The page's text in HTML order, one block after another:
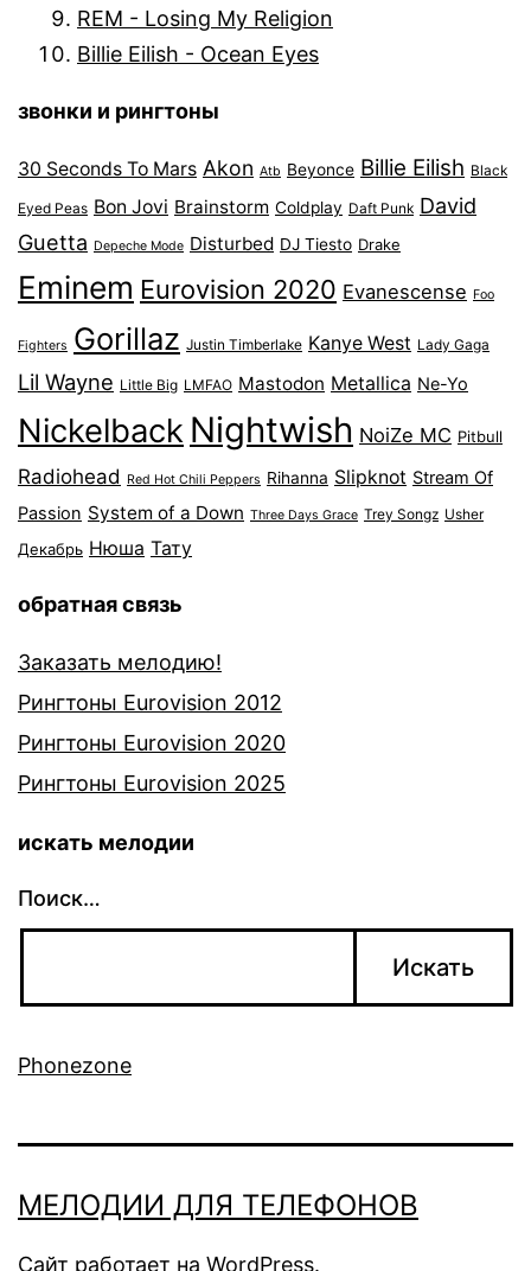
REM - Losing My Religion
Billie Eilish - Ocean Eyes
звонки и рингтоны
30 Seconds To Mars Akon Atb Beyonce Billie Eilish Black
Eyed Peas Bon Jovi Brainstorm Coldplay Daft Punk David
Guetta Depeche Mode Disturbed DJ Tiesto Drake
Eminem Eurovision 2020 Evanescense Foo
Fighters Gorillaz Justin Timberlake Kanye West Lady Gaga
Lil Wayne Little Big LMFAO Mastodon Metallica Ne-Yo
Nickelback Nightwish NoiZe MC Pitbull
Radiohead Red Hot Chili Peppers Rihanna Slipknot Stream Of
Passion System of a Down Three Days Grace Trey Songz Usher
Декабрь Нюша Тату
обратная связь
Заказать мелодию!
Рингтоны Eurovision 2012
Рингтоны Eurovision 2020
Рингтоны Eurovision 2025
искать мелодии
Поиск…
Phonezone
МЕЛОДИИ ДЛЯ ТЕЛЕФОНОВ
Сайт работает на WordPress.